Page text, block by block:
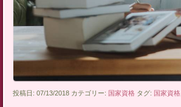
投稿日: 07/13/2018 カテゴリー: 国家資格 タグ: 国家資格